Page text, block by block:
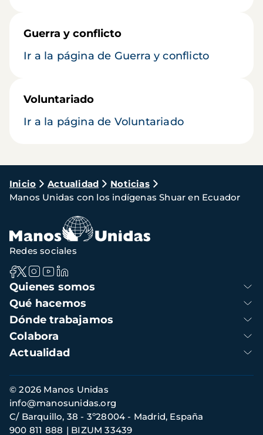
Guerra y conflicto
Ir a la página de Guerra y conflicto
Voluntariado
Ir a la página de Voluntariado
Ruta
de
navegación
Inicio Actualidad
Noticias
Manos Unidas con los indígenas Shuar en Ecuador
Navegación
principal
Quienes somos
Qué hacemos
Dónde trabajamos
Colabora
Actualidad
Redes sociales
Información
de
contacto
© 2026 Manos Unidas
C/ Barquillo, 38 - 3º28004 - Madrid, España
900 811 888
BIZUM 33439
info@manosunidas.org